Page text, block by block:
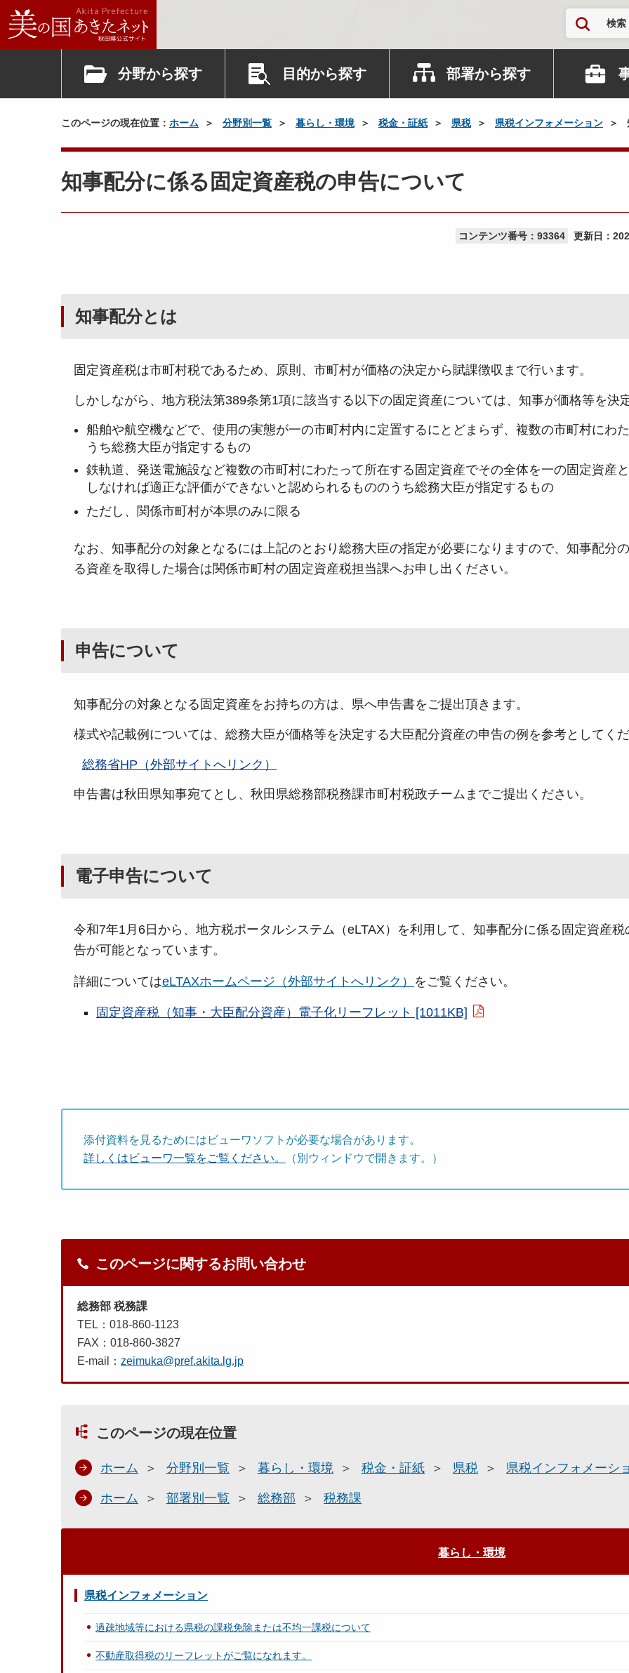
検索
分野から探す 目的から探す 部署から探す
このページの現在位置： ホーム 分野別一覧 暮らし・環境 税金・証紙 県税 県税インフォメーション
知事配分に係る固定資産税の申告について
コンテンツ番号：93364 更新日：
知事配分とは
固定資産税は市町村税であるため、原則、市町村が価格の決定から賦課徴収まで行います。
しかしながら、地方税法第389条第1項に該当する以下の固定資産については、知事が価格等を決
船舶や航空機などで、使用の実態が一の市町村内に定置するにとどまらず、複数の市町村にわ
うち総務大臣が指定するもの
鉄軌道、発送電施設など複数の市町村にわたって所在する固定資産でその全体を一の固定資産
しなければ適正な評価ができないと認められるもののうち総務大臣が指定するもの
ただし、関係市町村が本県のみに限る
なお、知事配分の対象となるには上記のとおり総務大臣の指定が必要になりますので、知事配分
る資産を取得した場合は関係市町村の固定資産税担当課へお申し出ください。
申告について
知事配分の対象となる固定資産をお持ちの方は、県へ申告書をご提出頂きます。
様式や記載例については、総務大臣が価格等を決定する大臣配分資産の申告の例を参考としてく
総務省HP（外部サイトへリンク）
申告書は秋田県知事宛てとし、秋田県総務部税務課市町村税政チームまでご提出ください。
電子申告について
令和7年1月6日から、地方税ポータルシステム（eLTAX）を利用して、知事配分に係る固定資産税
告が可能となっています。
詳細についてはeLTAXホームページ（外部サイトへリンク） をご覧ください。
固定資産税（知事・大臣配分資産）電子化リーフレット [1011KB]
添付資料を見るためにはビューワソフトが必要な場合があります。
詳しくはビューワ一覧をご覧ください。
（別ウィンドウで開きます。）
このページに関するお問い合わせ
総務部 税務課
TEL：018-860-1123
FAX：018-860-3827
E-mail： zeimuka@pref.akita.lg.jp
このページの現在位置
ホーム 分野別一覧 暮らし・環境 税金・証紙 県税 県税インフォメーシ
ホーム 部署別一覧 総務部 税務課
暮らし・環境
県税インフォメーション
過疎地域等における県税の課税免除または不均一課税について
不動産取得税のリーフレットがご覧になれます。